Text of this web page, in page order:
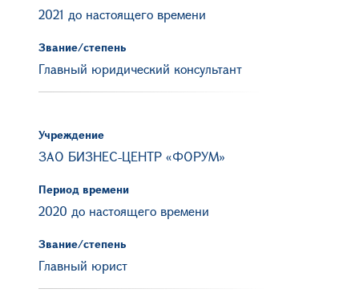
2021 до настоящего времени
Звание/степень
Главный юридический консультант
Учреждение
ЗАО БИЗНЕС-ЦЕНТР «ФОРУМ»
Период времени
2020 до настоящего времени
Звание/степень
Главный юрист